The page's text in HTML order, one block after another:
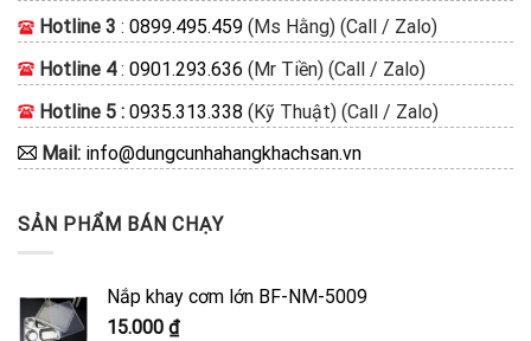
Hotline 3 : 0899.495.459 (Ms Hằng) (Call / Zalo)
Hotline 4: 0901.293.636 (Mr Tiền) (Call / Zalo)
Hotline 5 : 0935.313.338 (Kỹ Thuật) (Call / Zalo)
Mail: info@dungcunhahangkhachsan.vn
SẢN PHẨM BÁN CHẠY
Nắp khay cơm lớn BF-NM-5009
15.000 ₫